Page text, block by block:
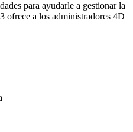
para ayudarle a gestionar la
ofrece a los administradores 4D